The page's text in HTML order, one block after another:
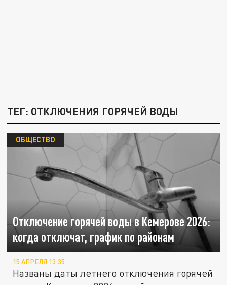
ТЕГ: ОТКЛЮЧЕНИЯ ГОРЯЧЕЙ ВОДЫ
Отключение горячей воды в Кемерове 2026:
когда отключат, график по районам
ОБЩЕСТВО
15 АПРЕЛЯ 13:35
Названы даты летнего отключения горячей